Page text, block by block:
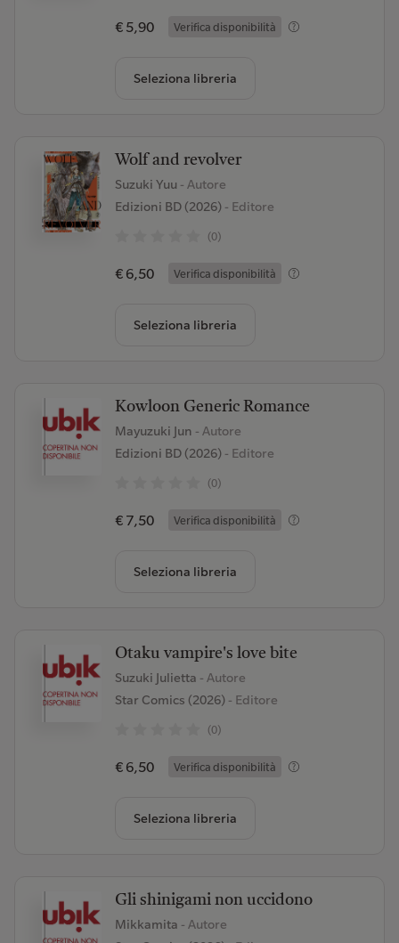
€ 5,90 Verifica disponibilità
Seleziona libreria
Wolf and revolver
Suzuki Yuu - Autore
Edizioni BD (2026)- Editore
(0)
€ 6,50 Verifica disponibilità
Seleziona libreria
Kowloon Generic Romance
Mayuzuki Jun - Autore
Edizioni BD (2026)- Editore
(0)
€ 7,50 Verifica disponibilità
Seleziona libreria
Otaku vampire's love bite
Suzuki Julietta - Autore
Star Comics (2026)- Editore
(0)
€ 6,50 Verifica disponibilità
Seleziona libreria
Gli shinigami non uccidono
Mikkamita - Autore